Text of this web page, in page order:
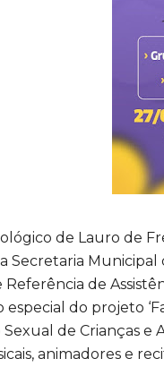
de Lauro de
Secretaria Municipal
de
do projeto
de Crianças e
animadores e